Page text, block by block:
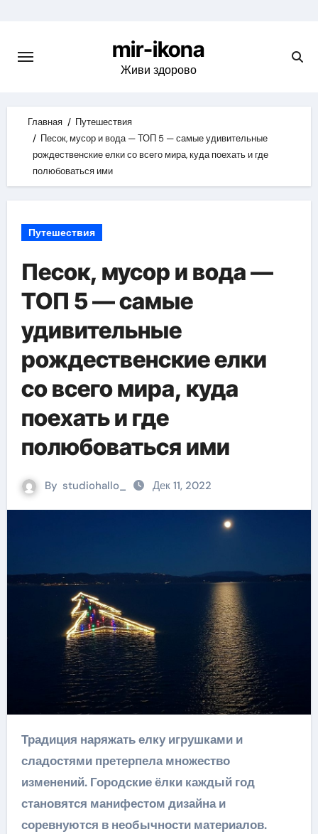
content
mir-ikona
Живи здорово
Главная
Путешествия
Песок, мусор и вода — ТОП 5 — самые удивительные
рождественские елки со всего мира, куда поехать и где
полюбоваться ими
Путешествия
Песок, мусор и вода —
ТОП 5 — самые
удивительные
рождественские елки
со всего мира, куда
поехать и где
полюбоваться ими
By studiohallo_ Дек 11, 2022
Традиция наряжать елку игрушками и
сладостями претерпела множество
изменений. Городские ёлки каждый год
становятся манифестом дизайна и
соревнуются в необычности материалов.